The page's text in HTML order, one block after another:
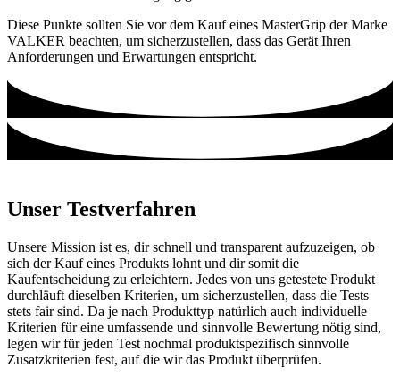
Diese Punkte sollten Sie vor dem Kauf eines MasterGrip der Marke
VALKER beachten, um sicherzustellen, dass das Gerät Ihren
Anforderungen und Erwartungen entspricht.
Unser Testverfahren
Unsere Mission ist es, dir schnell und transparent aufzuzeigen, ob
sich der Kauf eines Produkts lohnt und dir somit die
Kaufentscheidung zu erleichtern. Jedes von uns getestete Produkt
durchläuft dieselben Kriterien, um sicherzustellen, dass die Tests
stets fair sind. Da je nach Produkttyp natürlich auch individuelle
Kriterien für eine umfassende und sinnvolle Bewertung nötig sind,
legen wir für jeden Test nochmal produktspezifisch sinnvolle
Zusatzkriterien fest, auf die wir das Produkt überprüfen.